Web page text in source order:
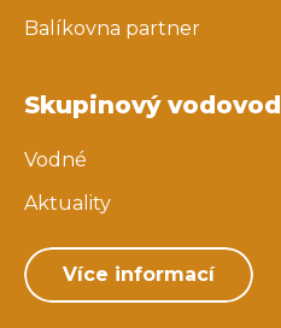
Balíkovna partner
Skupinový vodovod
Vodné
Aktuality
Více informací